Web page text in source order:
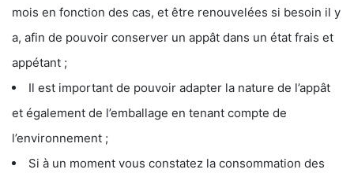
mois en fonction des cas, et être renouvelées si besoin il y
a, afin de pouvoir conserver un appât dans un état frais et
appétant ;
Il est important de pouvoir adapter la nature de l’appât
et également de l’emballage en tenant compte de
l’environnement ;
Si à un moment vous constatez la consommation des